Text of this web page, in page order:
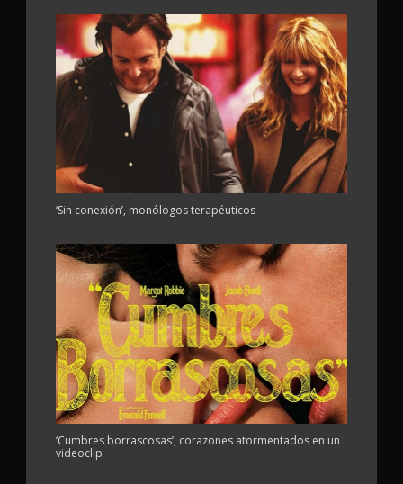
‘Sin conexión’, monólogos terapéuticos
‘Cumbres borrascosas’, corazones atormentados en un
videoclip